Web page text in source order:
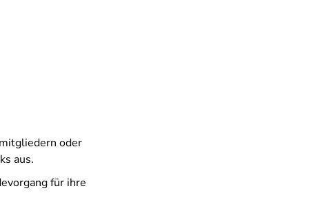
oder
aus.
für ihre